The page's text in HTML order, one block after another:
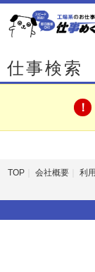
仕事検索
TOP 会社概要 利